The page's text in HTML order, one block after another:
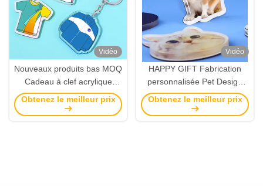
Vidéo
Nouveaux produits bas MOQ
Cadeau à clef acrylique
mignon Unique anime porte-
clés en plastique à vendre
Obtenez le meilleur prix
Vidéo
HAPPY GIFT Fabrication
personnalisée Pet Design
Magnet de réfrigérateur
acrylique Adorable
Obtenez le meilleur prix